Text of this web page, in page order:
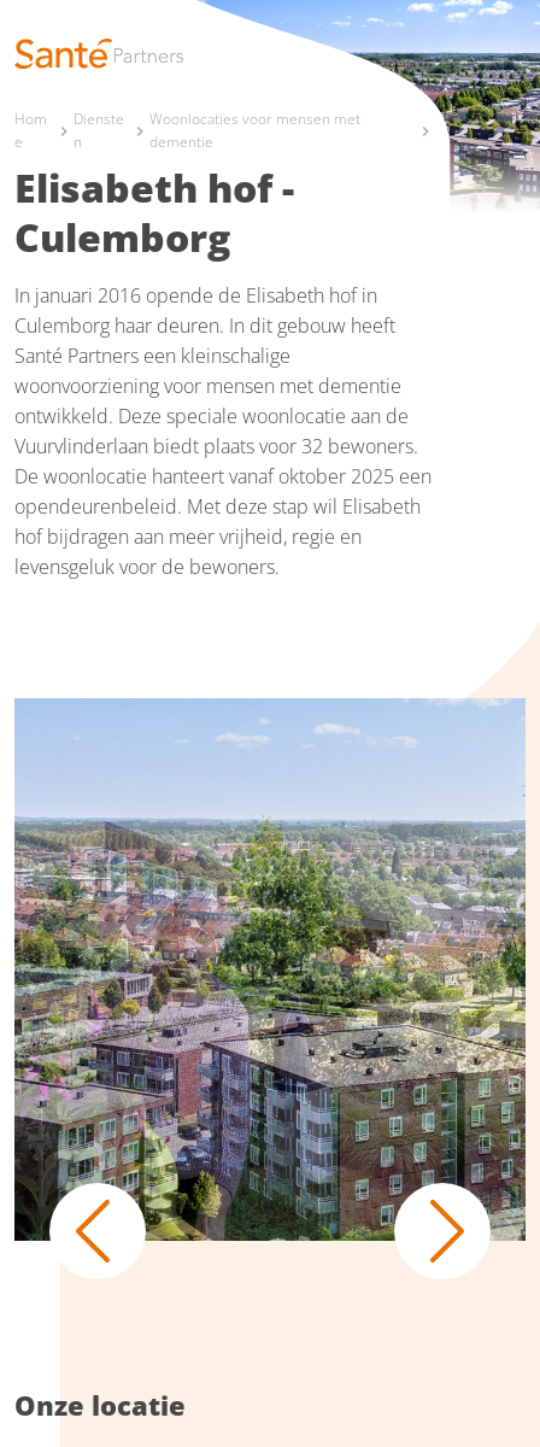
Hom
e
chevron_right
Dienste
n
chevron_right
Woonlocaties voor mensen met
dementie
chevron_right
Elisabeth hof -
Culemborg
In januari 2016 opende de Elisabeth hof in
Culemborg haar deuren. In dit gebouw heeft
Santé Partners een kleinschalige
woonvoorziening voor mensen met dementie
ontwikkeld. Deze speciale woonlocatie aan de
Vuurvlinderlaan biedt plaats voor 32 bewoners.
De woonlocatie hanteert vanaf oktober 2025 een
opendeurenbeleid. Met deze stap wil Elisabeth
hof bijdragen aan meer vrijheid, regie en
levensgeluk voor de bewoners.
Previous Next
Onze locatie